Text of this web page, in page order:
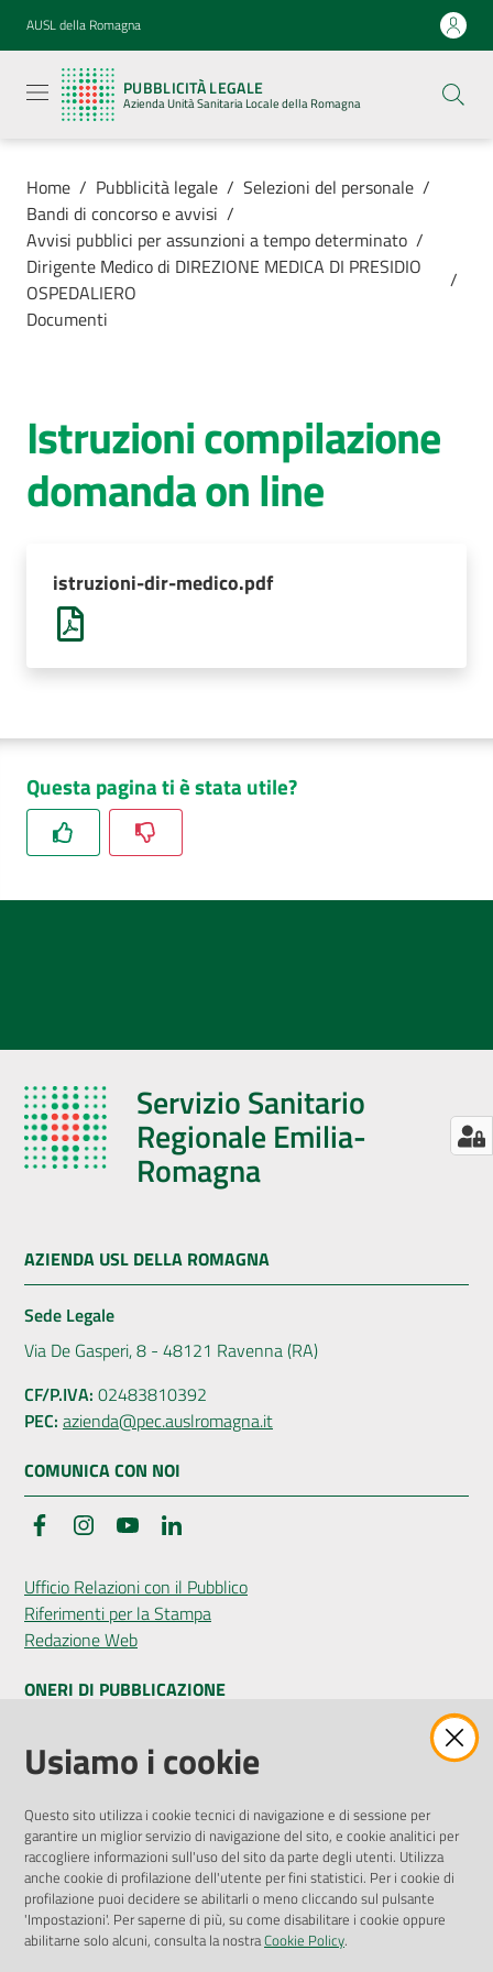
Vai al contenuto
Vai alla navigazione
Vai al footer
AUSL della Romagna
PUBBLICITÀ LEGALE
Azienda Unità Sanitaria Locale della Romagna
legale
Azienda
Unità
Locale della
Azienda
Luoghi di
cura
Home / Pubblicità legale / Selezioni del personale /
Bandi di concorso e avvisi /
Avvisi pubblici per assunzioni a tempo determinato /
Dirigente Medico di DIREZIONE MEDICA DI PRESIDIO
OSPEDALIERO
/
Documenti
Istruzioni compilazione
domanda on line
istruzioni-dir-medico.pdf
Questa pagina ti è stata utile?
Servizio Sanitario
Regionale Emilia-
Romagna
AZIENDA USL DELLA ROMAGNA
Sede Legale
Via De Gasperi, 8 - 48121 Ravenna (RA)
CF/P.IVA: 02483810392
PEC: azienda@pec.auslromagna.it
COMUNICA CON NOI
FacebookInstagramYouTube
Ufficio Relazioni con il Pubblico
Riferimenti per la Stampa
Redazione Web
ONERI DI PUBBLICAZIONE
Amministrazione Trasparente
Pubblicità legale
Privacy Policy
Attuazione Misure PNRR
Liste di Attesa
ENTI, IMPRESE E PARTNER
Usiamo i cookie
Questo sito utilizza i cookie tecnici di navigazione e di sessione per
garantire un miglior servizio di navigazione del sito, e cookie analitici per
raccogliere informazioni sull'uso del sito da parte degli utenti. Utilizza
anche cookie di profilazione dell'utente per fini statistici. Per i cookie di
profilazione puoi decidere se abilitarli o meno cliccando sul pulsante
'Impostazioni'. Per saperne di più, su come disabilitare i cookie oppure
abilitarne solo alcuni, consulta la nostraCookie Policy.